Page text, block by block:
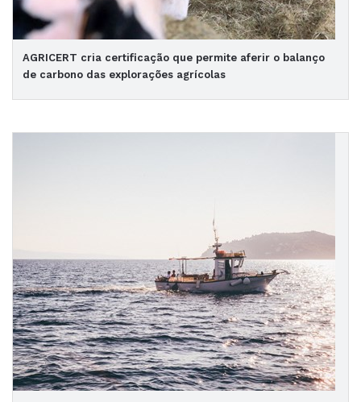
AGRICERT cria certificação que permite aferir o balanço
de carbono das explorações agrícolas